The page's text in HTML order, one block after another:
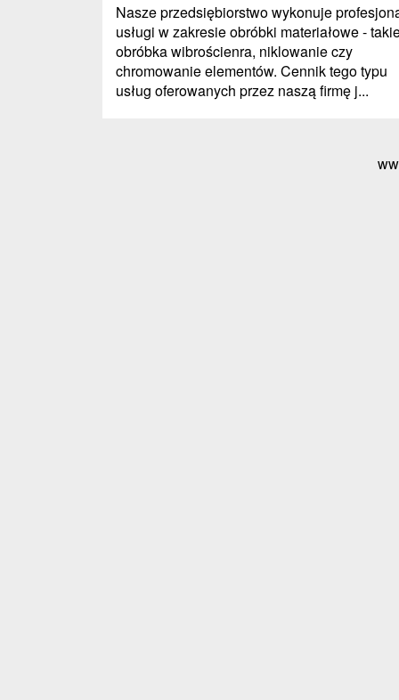
Nasze przedsiębiorstwo wykonuje
usługi w zakresie obróbki materiałowe -
obróbka wibrościenra, niklowanie czy
chromowanie elementów. Cennik tego typu
usług oferowanych przez naszą firmę j...